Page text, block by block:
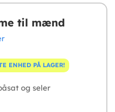
til mænd
ENHED PÅ LAGER!
og seler